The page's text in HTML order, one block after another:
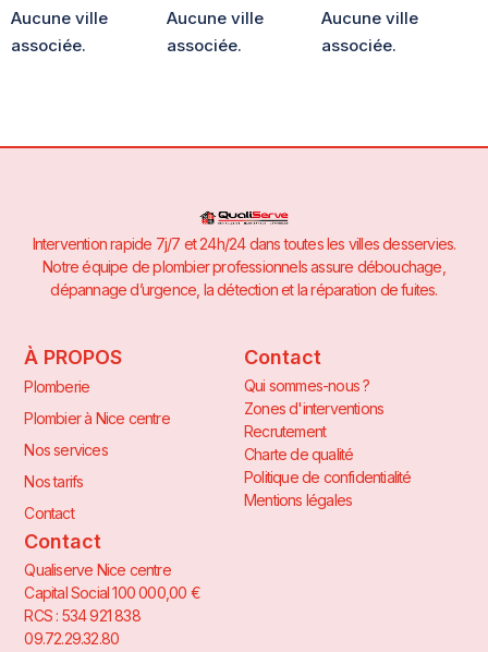
Aucune ville
associée.
Aucune ville
associée.
Aucune ville
associée.
Intervention rapide 7j/7 et 24h/24 dans toutes les villes desservies.
Notre équipe de plombier professionnels assure débouchage,
dépannage d’urgence, la détection et la réparation de fuites.
À PROPOS
Plomberie
Plombier à Nice centre
Nos services
Nos tarifs
Contact
Contact
Qui sommes-nous ?
Zones d'interventions
Recrutement
Charte de qualité
Politique de confidentialité
Mentions légales
Contact
Qualiserve Nice centre
Capital Social 100 000,00 €
RCS : 534 921 838
09.72.29.32.80